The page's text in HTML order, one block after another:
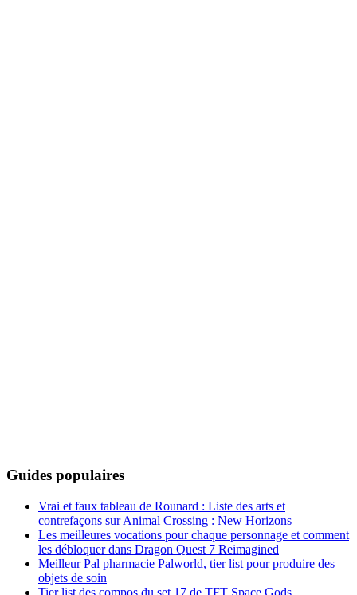
Guides populaires
Vrai et faux tableau de Rounard : Liste des arts et
contrefaçons sur Animal Crossing : New Horizons
Les meilleures vocations pour chaque personnage et comment
les débloquer dans Dragon Quest 7 Reimagined
Meilleur Pal pharmacie Palworld, tier list pour produire des
objets de soin
Tier list des compos du set 17 de TFT Space Gods